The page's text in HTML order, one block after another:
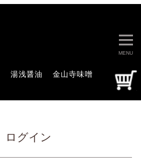
MENU
湯浅醤油
金山寺味噌
ログイン